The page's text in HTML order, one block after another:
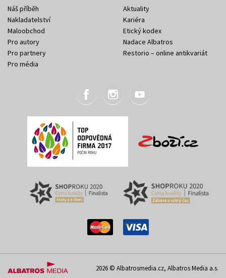
Náš příběh
Nakladatelství
Maloobchod
Pro autory
Pro partnery
Pro média
Aktuality
Kariéra
Etický kodex
Nadace Albatros
Restorio – online antikvariát
2026 © Albatrosmedia.cz, Albatros Media a.s.